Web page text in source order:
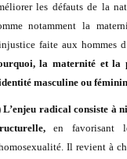
les défauts de la
notamment la
faite aux hommes
la maternité et la
masculine ou
L’enjeu radical consiste à
en favorisant
Il revient à